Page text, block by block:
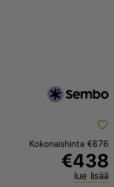
Kokonaishinta €876
€438
lue lisää